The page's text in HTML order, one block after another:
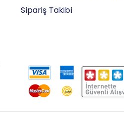
Sipariş Takibi